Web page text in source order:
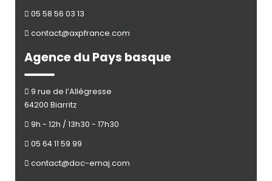
05 58 56 03 13
contact@axpfrance.com
Agence du Pays basque
9 rue de l’Allégresse
64200 Biarritz
9h - 12h / 13h30 - 17h30
05 64 11 59 99
contact@doc-emaj.com